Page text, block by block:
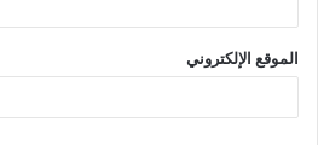
الموقع الإلكتروني